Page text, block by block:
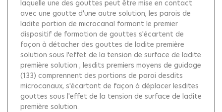
laquelle une des gouttes peut être mise en contact
avec une goutte d'une autre solution, les parois de
ladite portion de microcanal formant le premier
dispositif de formation de gouttes s'écartent de
façon à détacher des gouttes de ladite première
solution sous l'effet de la tension de surface de ladite
première solution ; lesdits premiers moyens de guidage
(133) comprennent des portions de paroi desdits
microcanaux, s'écartant de façon à déplacer lesdites
gouttes sous l'effet de la tension de surface de ladite
première solution.